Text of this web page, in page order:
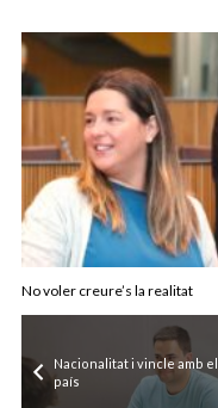
No voler creure’s la realitat
Nacionalitat i vincle amb el
país